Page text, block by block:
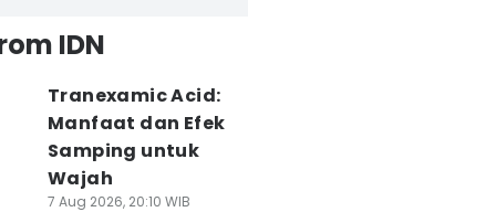
IDN
Tranexamic Acid:
Manfaat dan Efek
Samping untuk
Wajah
7 Aug 2026, 20:10 WIB